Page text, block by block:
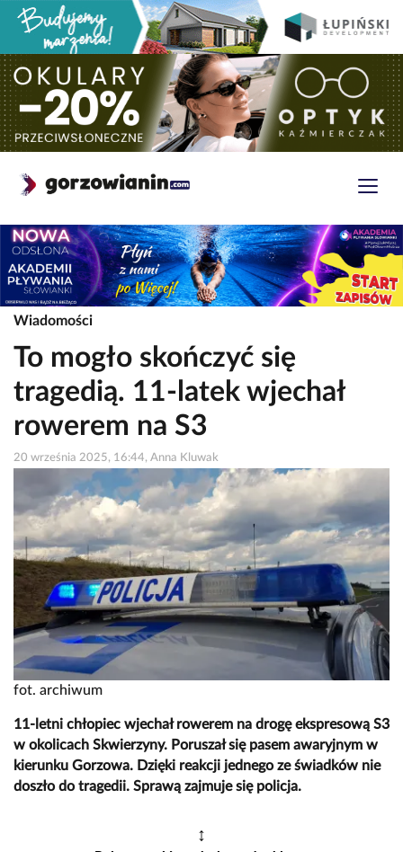
Wiadomości
To mogło skończyć się
tragedią. 11-latek wjechał
rowerem na S3
20 września 2025, 16:44, Anna Kluwak
fot. archiwum
11-letni chłopiec wjechał rowerem na drogę ekspresową S3
w okolicach Skwierzyny. Poruszał się pasem awaryjnym w
kierunku Gorzowa. Dzięki reakcji jednego ze świadków nie
doszło do tragedii. Sprawą zajmuje się policja.
↕